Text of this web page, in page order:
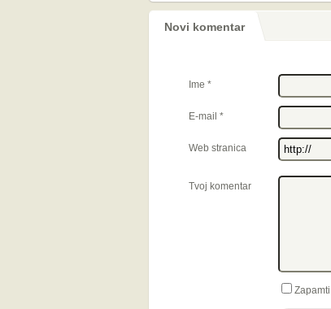
Novi komentar
Ime *
E-mail *
Web stranica
Tvoj komentar